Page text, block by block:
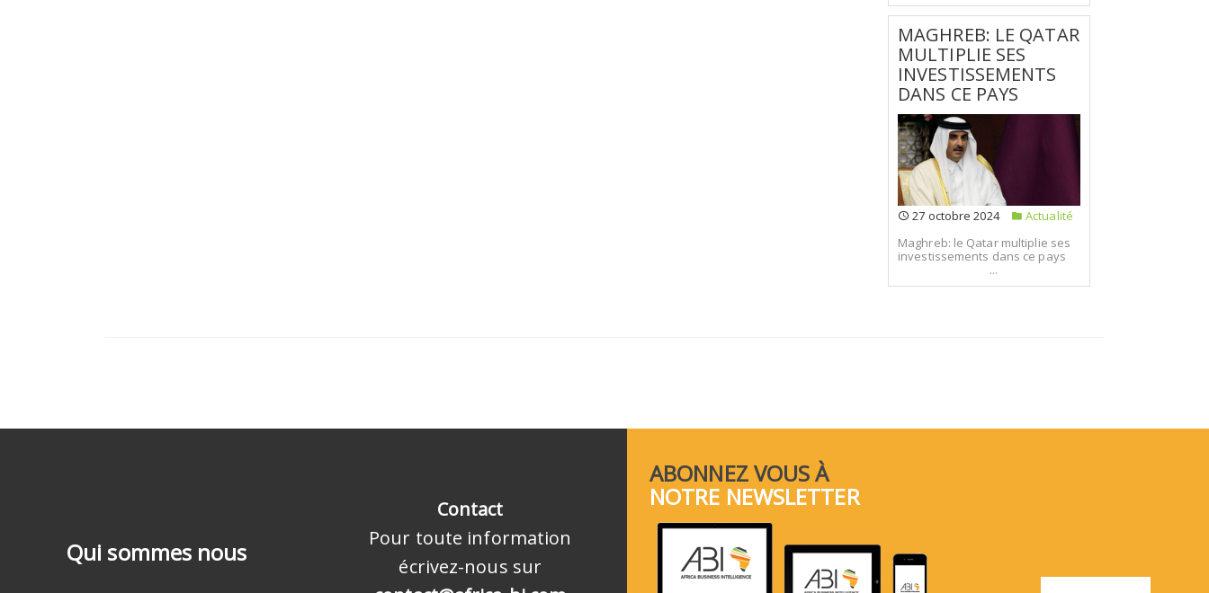
MAGHREB: LE QATAR
MULTIPLIE SES
INVESTISSEMENTS
DANS CE PAYS
27 octobre 2024
Actualité
Maghreb: le Qatar multiplie ses
investissements dans ce pays
...
Qui sommes nous
Contact
Pour toute information
écrivez-nous sur
ABONNEZ VOUS À
NOTRE NEWSLETTER